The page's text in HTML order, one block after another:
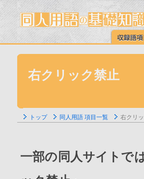
右クリック禁止
トップ 同人用語 項目一覧 右クリ
一部の同人サイトで